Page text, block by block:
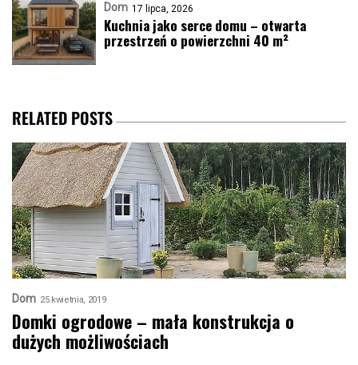
Dom 17 lipca, 2026
Kuchnia jako serce domu – otwarta
przestrzeń o powierzchni 40 m²
RELATED POSTS
Dom 25 kwietnia, 2019
Domki ogrodowe – mała konstrukcja o
dużych możliwościach